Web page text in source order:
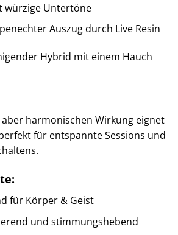
würzige Untertöne
Auszug durch Live Resin
Hybrid mit einem Hauch
harmonischen Wirkung eignet
für entspannte Sessions und
für Körper & Geist
und stimmungshebend